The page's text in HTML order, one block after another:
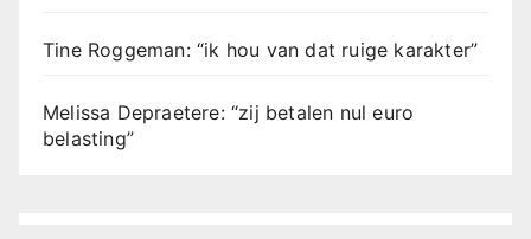
Tine Roggeman: “ik hou van dat ruige karakter”
Melissa Depraetere: “zij betalen nul euro
belasting”